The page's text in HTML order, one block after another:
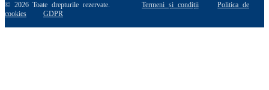
© 2026 Toate drepturile rezervate.Termeni și condiții
Politica de
cookies
GDPR